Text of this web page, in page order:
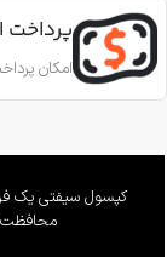
پرداخت
امکان
کپسول سیفتی یک
محافظت